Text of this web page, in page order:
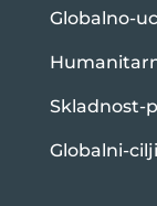
Globalno-
Skladnost-
Globalni-